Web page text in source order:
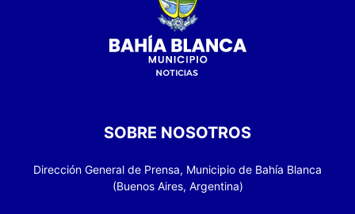
SOBRE NOSOTROS
Dirección General de Prensa, Municipio de Bahía Blanca
(Buenos Aires, Argentina)